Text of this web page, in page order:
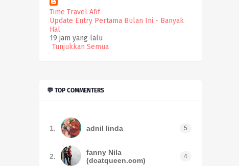
Time Travel Afif
Update Entry Pertama Bulan Ini - Banyak
Hal
19 jam yang lalu
Tunjukkan Semua
💬 TOP COMMENTERS
1. adnil linda 5
2.
fanny Nila
(dcatqueen.com)
4